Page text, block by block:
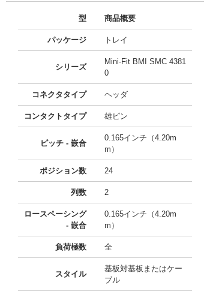
型 商品概要
パッケージ トレイ
シリーズ
Mini-Fit BMI SMC 4381
0
コネクタタイプ ヘッダ
コンタクトタイプ 雄ピン
ピッチ - 嵌合
0.165インチ（4.20m
m）
ポジション数 24
列数 2
ロースペーシング
- 嵌合
0.165インチ（4.20m
m）
負荷極数 全
スタイル
基板対基板またはケー
ブル